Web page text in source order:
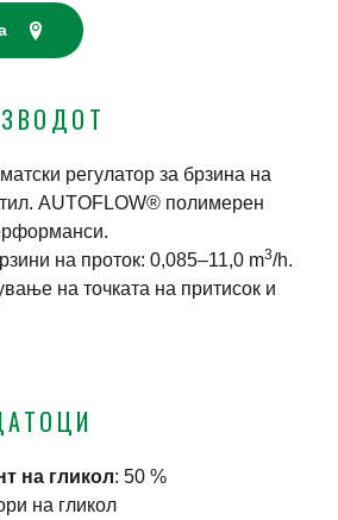
регулатор за брзина на
AUTOFLOW® полимерен
на проток: 0,085–11,0 m3/h.
на точката на притисок и
на гликол: 50 %
на гликол